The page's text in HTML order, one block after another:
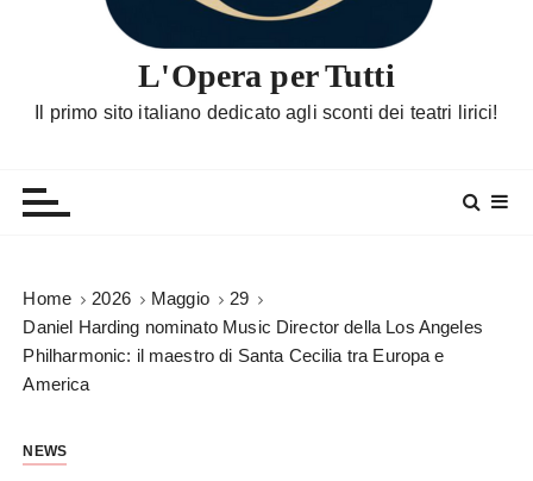
L'Opera per Tutti
Il primo sito italiano dedicato agli sconti dei teatri lirici!
Home 2026 Maggio
29
Daniel Harding nominato Music Director della Los Angeles
Philharmonic: il maestro di Santa Cecilia tra Europa e
America
NEWS